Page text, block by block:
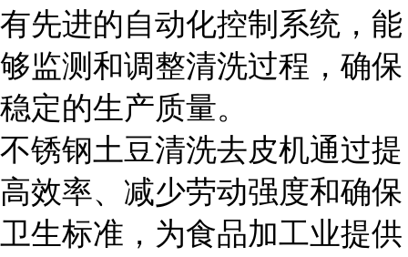
有先进的自动化控制系统，能
够监测和调整清洗过程，确保
稳定的生产质量。
不锈钢土豆清洗去皮机通过提
高效率、减少劳动强度和确保
卫生标准，为食品加工业提供